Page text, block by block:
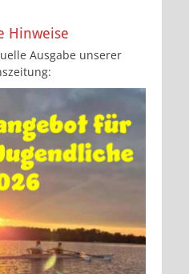
Hinweise
Ausgabe unserer